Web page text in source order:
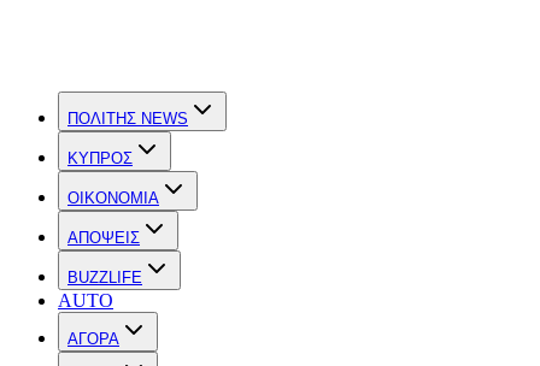
ΠΟΛΙΤΗΣ NEWS
ΚΥΠΡΟΣ
OIKONOMIA
ΑΠΟΨΕΙΣ
BUZZLIFE
AUTO
ΑΓΟΡΑ